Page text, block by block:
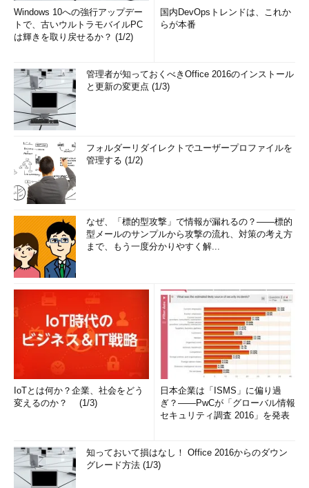
Windows 10への強行アップデー
トで、古いウルトラモバイルPC
は輝きを取り戻せるか？ (1/2)
国内DevOpsトレンドは、これか
らが本番
管理者が知っておくべきOffice 2016のインストール
と更新の変更点 (1/3)
フォルダーリダイレクトでユーザープロファイルを
管理する (1/2)
なぜ、「標的型攻撃」で情報が漏れるの？――標的
型メールのサンプルから攻撃の流れ、対策の考え方
まで、もう一度分かりやすく解...
IoTとは何か？企業、社会をどう
変えるのか？ (1/3)
日本企業は「ISMS」に偏り過
ぎ？――PwCが「グローバル情報
セキュリティ調査 2016」を発表
知っておいて損はなし！ Office 2016からのダウン
グレード方法 (1/3)